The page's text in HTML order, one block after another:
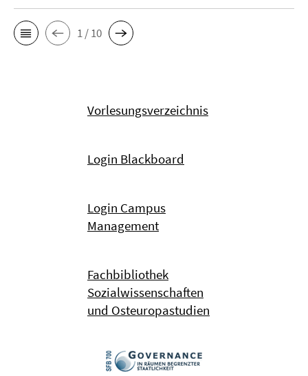
1 / 10
Vorlesungsverzeichnis
Login Blackboard
Login Campus
Management
Fachbibliothek
Sozialwissenschaften
und Osteuropastudien